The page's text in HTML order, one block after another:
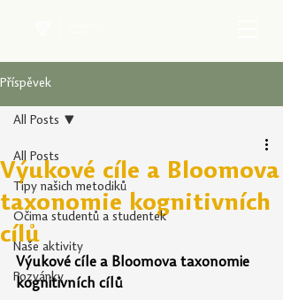
Příspěvek
All Posts
Tipy našich metodiků
Očima studentů a studentek
Naše aktivity
Pozvánky
All Posts
Výukové cíle a Bloomova
taxonomie kognitivních
cílů
Výukové cíle a Bloomova taxonomie
kognitivních cílů